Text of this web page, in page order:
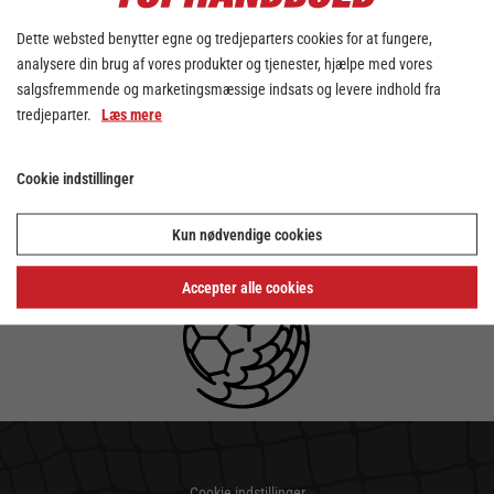
Dette websted benytter egne og tredjeparters cookies for at fungere,
analysere din brug af vores produkter og tjenester, hjælpe med vores
salgsfremmende og marketingsmæssige indsats og levere indhold fra
tredjeparter. Læs mere
Cookie indstillinger
Kun nødvendige cookies
Accepter alle cookies